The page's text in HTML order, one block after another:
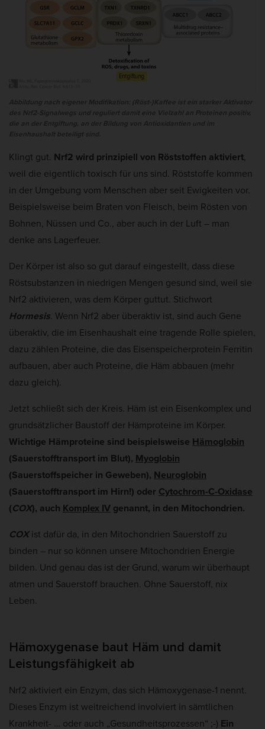
Klingt gut. Nrf2 wird prinzipiell von Röststoffen aktiviert,
weil die eigentlich toxisch für uns sind. Röststoffe kommen
in der Umgebung vom Menschen aber seit Ewigkeiten vor.
Beispielsweise beim Braten von Fleisch, beim Rösten von
Bohnen, Nüssen und Co., aber auch in der Luft – man
denke ans Lagerfeuer.
Der Körper ist also so gut darauf eingestellt, dass diese
Röstsubstanzen in niedrigen Mengen gesund sind, weil sie
Nrf2 aktivieren, was dem Körper guttut. Stichwort
Hormesis. Wenn Nrf2 aber überaktiv ist, sind auch Gene
überaktiv, die im Eisenhaushalt eine tragende Rolle spielen,
dazu zählen Proteine, die das Eisenspeicherprotein Ferritin
aufbauen, aber auch Proteine, die Häm abbauen (mehr
dazu gleich).
Jetzt schließt sich der Kreis. Häm ist ein Eisenkomplex und
grundsätzlicher Baustoff der Hämproteine im Körper.
Wichtige Hämproteine sind beispielsweise Hämoglobin
(Sauerstofftransport im Blut), Myoglobin
(Sauerstoffspeicher in Geweben), Neuroglobin
(Sauerstofftransport im Hirn!) oder Cytochrom-C-Oxidase
(COX), auch Komplex IV genannt, in den Mitochondrien.
COXist dafür da, in den Mitochondrien Sauerstoff zu
binden – nur so können unsere Mitochondrien Energie
bilden. Und genau das ist der Grund, warum wir überhaupt
atmen und Sauerstoff brauchen. Ohne Sauerstoff, nix
Leben.
Hämoxygenase baut Häm und damit
Leistungsfähigkeit ab
Nrf2 aktiviert ein Enzym, das sich Hämoxygenase-1 nennt.
Dieses Enzym ist weitreichend involviert in sämtlichen
Krankheit- … oder auch „Gesundheitsprozessen“ ;-) Ein